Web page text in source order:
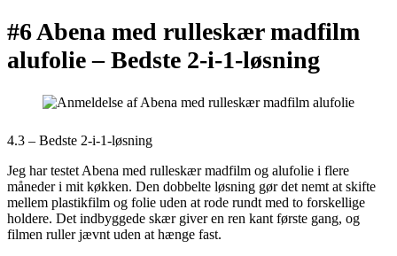
#6 Abena med rulleskær madfilm
alufolie –Bedste 2-i-1-løsning
4.3 – Bedste 2-i-1-løsning
Jeg har testet Abena med rulleskær madfilm og alufolie i flere
måneder i mit køkken. Den dobbelte løsning gør det nemt at skifte
mellem plastikfilm og folie uden at rode rundt med to forskellige
holdere. Det indbyggede skær giver en ren kant første gang, og
filmen ruller jævnt uden at hænge fast.